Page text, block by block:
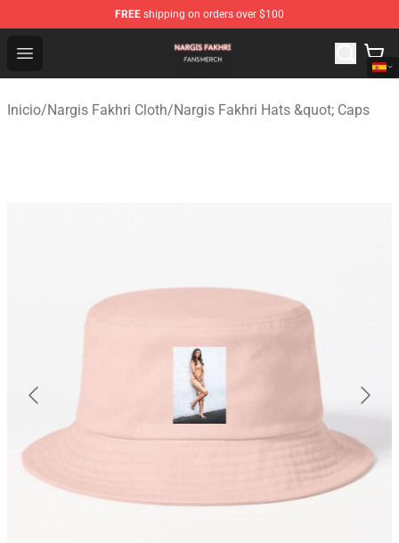
FREE shipping on orders over $100
Open menu
Nargis Fakhri Shop - Official Nargis Fakhri Merchandise
Inicio/Nargis Fakhri Cloth/Nargis Fakhri Hats &quot; Caps